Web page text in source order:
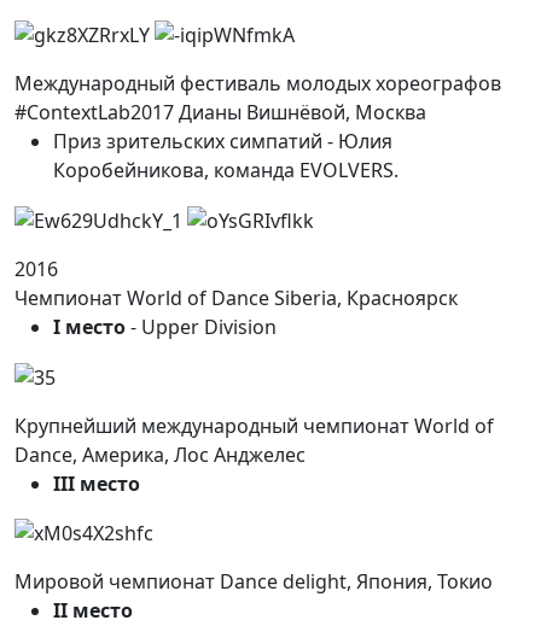
Международный фестиваль молодых хореографов
#ContextLab2017 Дианы Вишнёвой, Москва
Приз зрительских симпатий - Юлия
Коробейникова, команда EVOLVERS.
2016
Чемпионат World of Dance Siberia, Красноярск
I место- Upper Division
Крупнейший международный чемпионат World of
Dance, Америка, Лос Анджелес
III место
Мировой чемпионат Dance delight, Япония, Токио
II место